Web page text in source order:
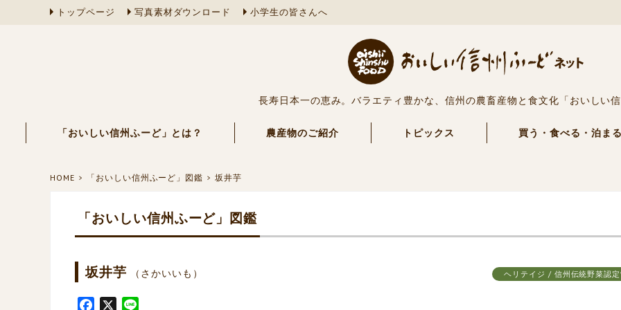
トップページ 写真素材ダウンロード 小学生の皆さんへ
長寿日本一の恵み。バラエティ豊かな、信州の農畜産物と食文化「おいしい
「おいしい信州ふーど」とは？ 農産物のご紹介 トピックス 買う・食べる・泊ま
HOME 「おいしい信州ふーど」図鑑 坂井芋
「おいしい信州ふーど」図鑑
坂井芋 （さかいいも） ヘリテイジ / 信州伝統野菜認